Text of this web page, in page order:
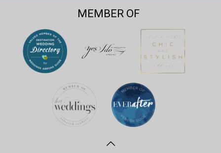
MEMBER OF